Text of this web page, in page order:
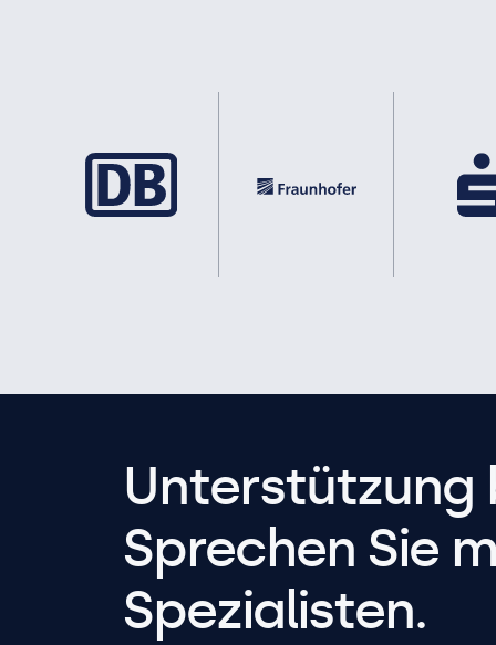
Unterstützung
Sprechen Sie
Spezialisten.